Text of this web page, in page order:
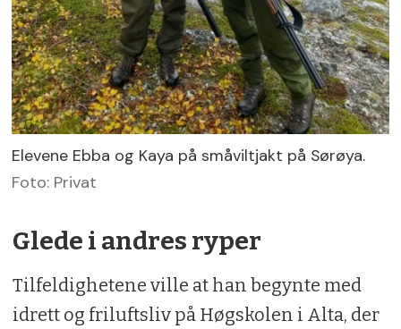
Elevene Ebba og Kaya på småviltjakt på Sørøya.
Foto: Privat
Glede i andres ryper
Tilfeldighetene ville at han begynte med
idrett og friluftsliv på Høgskolen i Alta, der